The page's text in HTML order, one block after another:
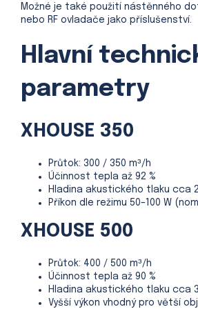
Možné je také použití nástěnného
nebo RF ovladače jako příslušenství.
Hlavní
parametry
XHOUSE 350
Průtok: 300 / 350 m³/h
Účinnost tepla až 92 %
Hladina akustického tlaku cca
Příkon dle režimu 50–100 W
XHOUSE 500
Průtok: 400 / 500 m³/h
Účinnost tepla až 90 %
Hladina akustického tlaku cca
Vyšší výkon vhodný pro větší